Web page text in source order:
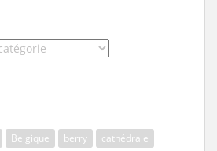
Belgique berry
cathédrale